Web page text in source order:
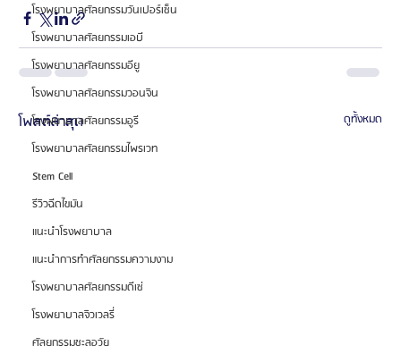
โรงพยาบาลศัลยกรรมวันเปอร์เซ็น
โรงพยาบาลศัลยกรรมเอบี
โรงพยาบาลศัลยกรรมอียู
โรงพยาบาลศัลยกรรมวอนจิน
โรงพยาบาลศัลยกรรมอูรี
โรงพยาบาลศัลยกรรมไพรเวท
Stem Cell
รีวิวฉีดไขมัน
แนะนำโรงพยาบาล
แนะนำการทำศัลยกรรมความงาม
โรงพยาบาลศัลยกรรมดีเซ่
โรงพยาบาลจิวเวลรี่
ศัลยกรรมชะลอวัย
โพสต์ล่าสุด ดูทั้งหมด